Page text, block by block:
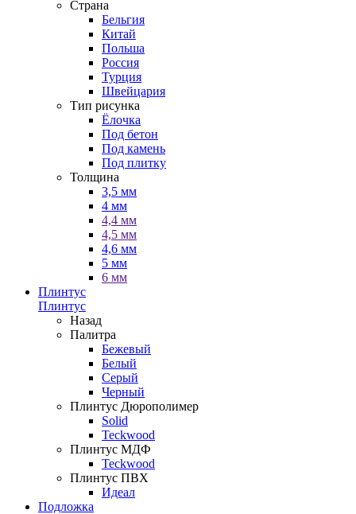
Страна
Бельгия
Китай
Польша
Россия
Турция
Швейцария
Тип рисунка
Ёлочка
Под бетон
Под камень
Под плитку
Толщина
3,5 мм
4 мм
4,4 мм
4,5 мм
4,6 мм
5 мм
6 мм
Плинтус
Плинтус
Назад
Палитра
Бежевый
Белый
Серый
Черный
Плинтус Дюрополимер
Solid
Teckwood
Плинтус МДФ
Teckwood
Плинтус ПВХ
Идеал
Подложка